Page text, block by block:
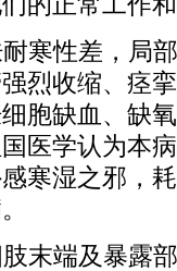
寒性差，局
烈收缩、痉
胞缺血、缺
医学认为本
寒湿之邪，
末端及暴露